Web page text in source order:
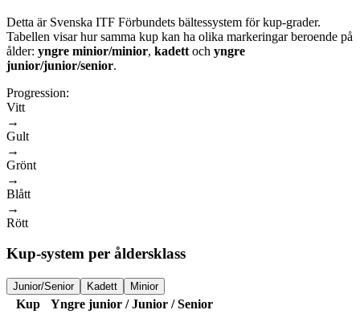
Detta är Svenska ITF Förbundets bältessystem för kup-grader.
Tabellen visar hur samma kup kan ha olika markeringar beroende på
ålder: yngre minior/minior, kadett och yngre
junior/junior/senior.
Progression:
Vitt
→
Gult
→
Grönt
→
Blått
→
Rött
Kup-system per åldersklass
Junior/Senior Kadett Minior
Kup
Yngre junior / Junior / Senior